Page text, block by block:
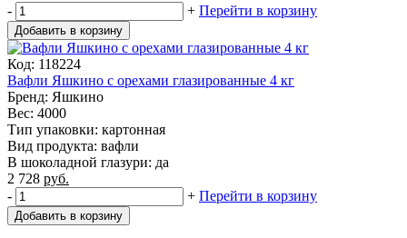
- + Перейти в корзину
Добавить в корзину
Код: 118224
Вафли Яшкино с орехами глазированные 4 кг
Бренд: Яшкино
Вес: 4000
Тип упаковки: картонная
Вид продукта: вафли
В шоколадной глазури: да
2 728 руб.
-
+ Перейти в корзину
Добавить в корзину